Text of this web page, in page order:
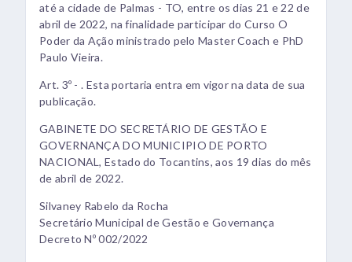
até a cidade de Palmas - TO, entre os dias 21 e 22 de
abril de 2022, na finalidade participar do Curso O
Poder da Ação ministrado pelo Master Coach e PhD
Paulo Vieira.
Art. 3º - . Esta portaria entra em vigor na data de sua
publicação.
GABINETE DO SECRETÁRIO DE GESTÃO E
GOVERNANÇA DO MUNICIPIO DE PORTO
NACIONAL, Estado do Tocantins, aos 19 dias do mês
de abril de 2022.
Silvaney Rabelo da Rocha
Secretário Municipal de Gestão e Governança
Decreto Nº 002/2022